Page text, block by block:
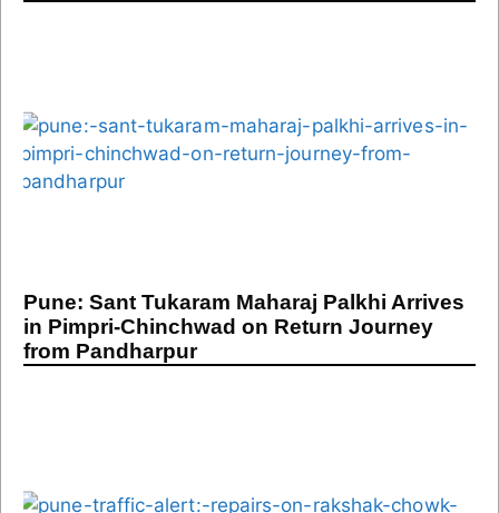
Pune: Sant Tukaram Maharaj Palkhi Arrives
in Pimpri-Chinchwad on Return Journey
from Pandharpur